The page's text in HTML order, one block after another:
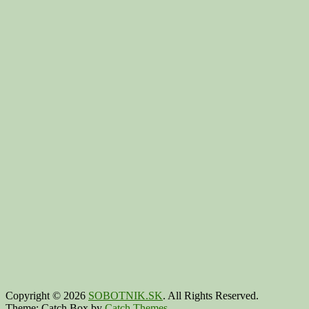
Copyright © 2026 SOBOTNIK.SK. All Rights Reserved.